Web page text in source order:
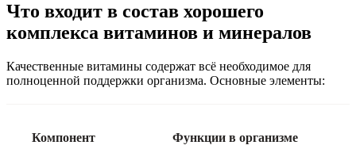
Что входит в состав хорошего
комплекса витаминов и минералов
Качественные витамины содержат всё необходимое для
полноценной поддержки организма. Основные элементы:
Компонент Функции в организме